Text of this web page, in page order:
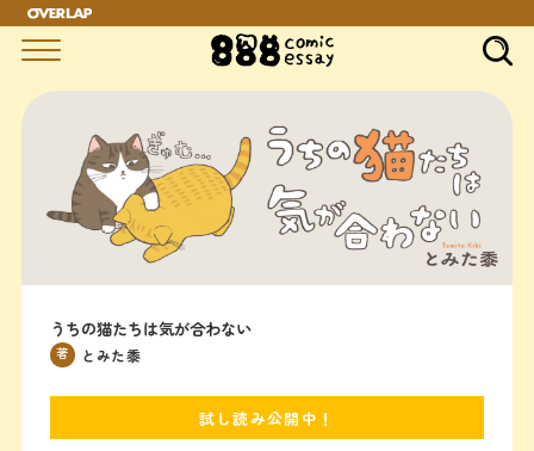
うちの猫たちは気が合わない
著 とみた黍
試し読み公開中！